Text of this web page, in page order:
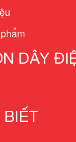
DÂY
BIẾT